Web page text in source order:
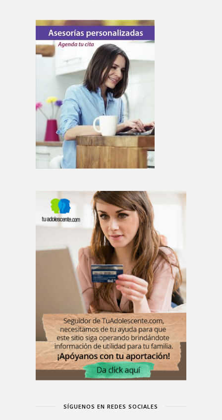
SÍGUENOS EN REDES SOCIALES